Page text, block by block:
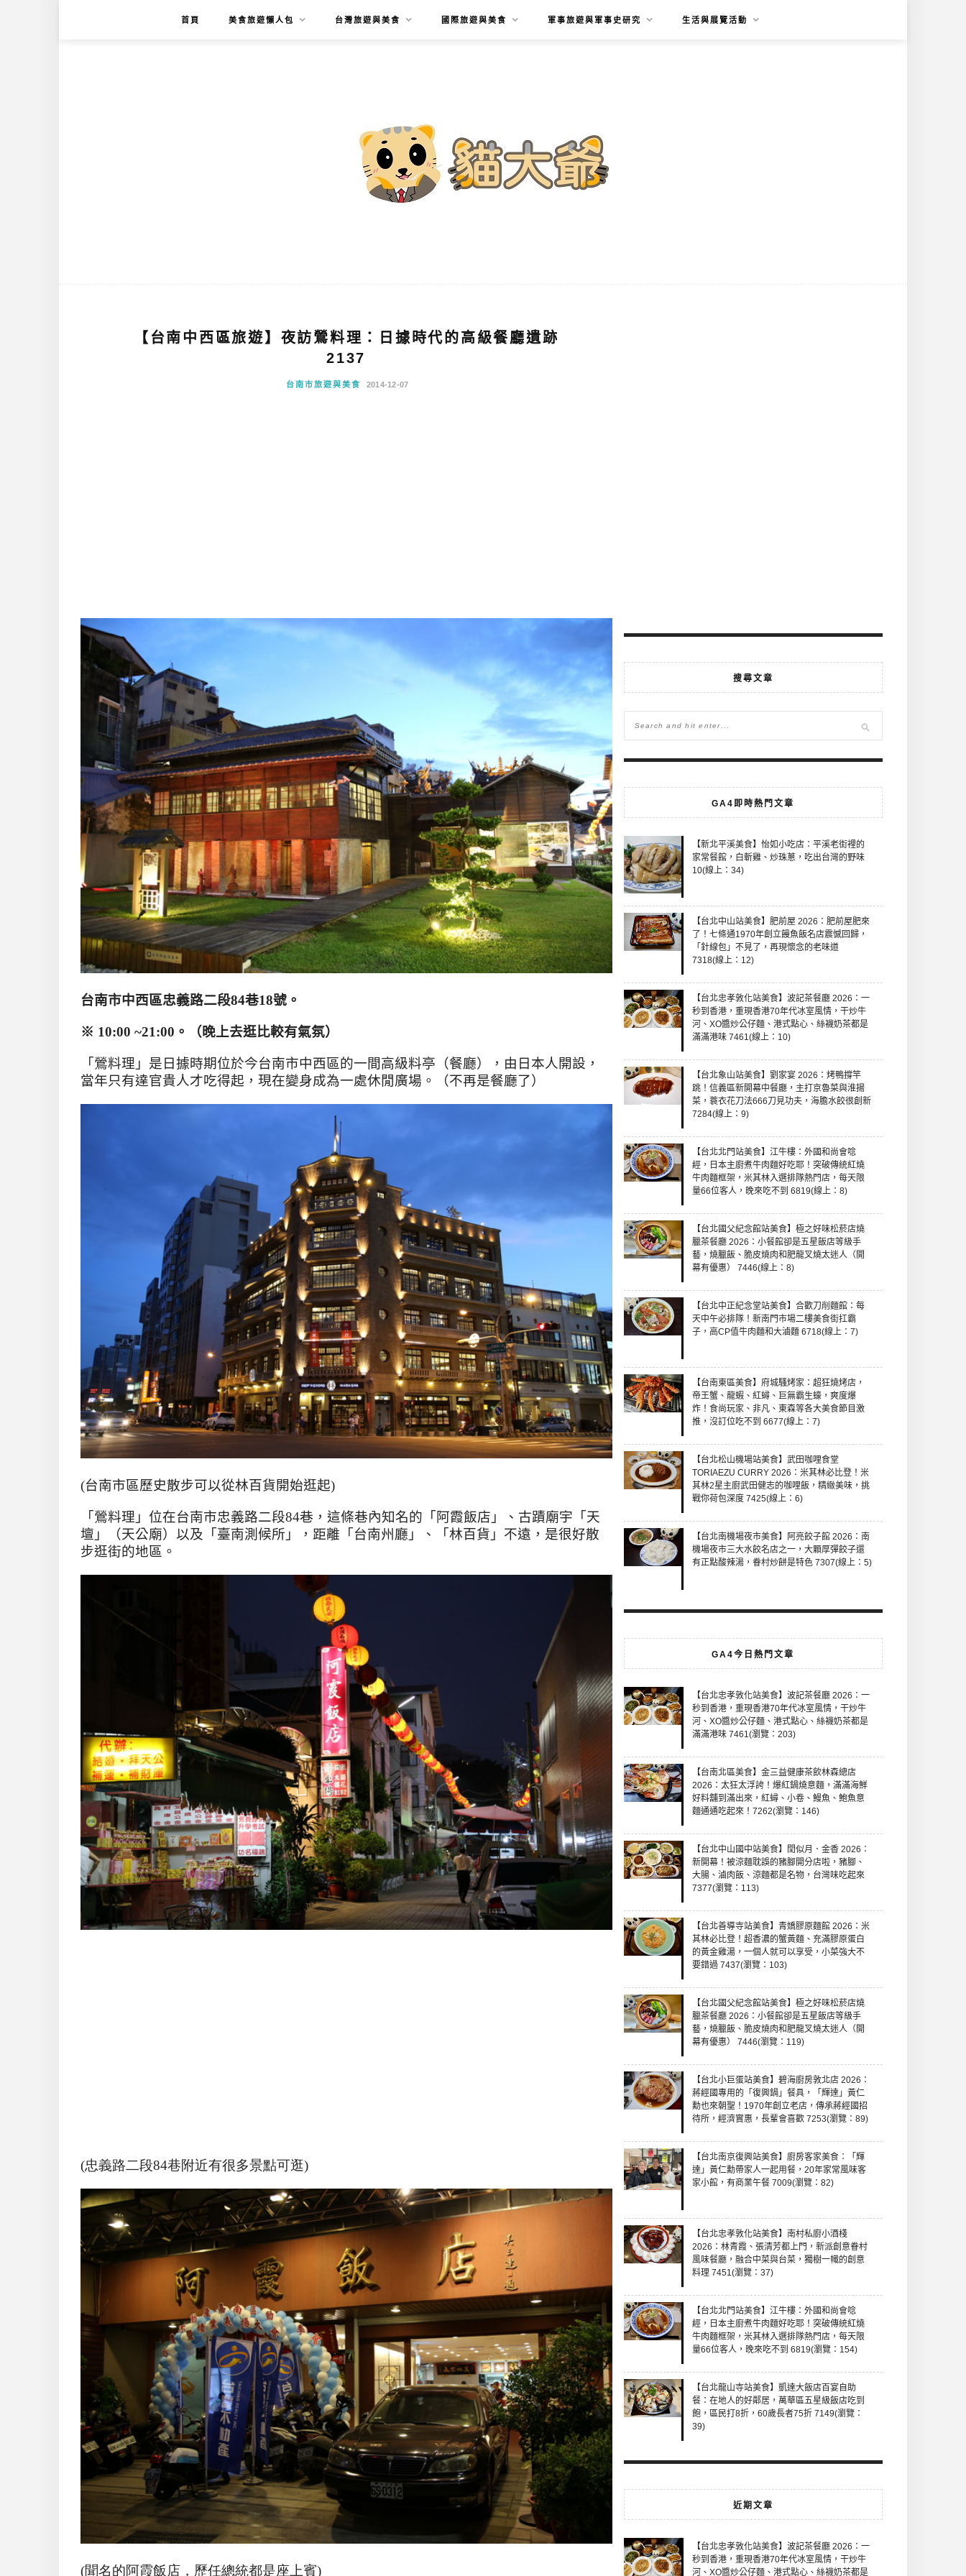
首頁 美食旅遊懶人包 台灣旅遊與美食 國際旅遊與美食 軍事旅遊與軍事史研究 生活與展覽活動
【台南中西區旅遊】夜訪鶯料理：日據時代的高級餐廳遺跡
2137
台南市旅遊與美食 2014-12-07
台南市中西區忠義路二段84巷18號。
※ 10:00 ~21:00。（晚上去逛比較有氣氛）
「鶯料理」是日據時期位於今台南市中西區的一間高級料亭（餐廳），由日本人開設，
當年只有達官貴人才吃得起，現在變身成為一處休閒廣場。（不再是餐廳了）
(台南市區歷史散步可以從林百貨開始逛起)
「鶯料理」位在台南市忠義路二段84巷，這條巷內知名的「阿霞飯店」、古蹟廟宇「天
壇」（天公廟）以及「臺南測候所」，距離「台南州廳」、「林百貨」不遠，是很好散
步逛街的地區。
(忠義路二段84巷附近有很多景點可逛)
(聞名的阿霞飯店，歷任總統都是座上賓)
搜尋文章
GA4即時熱門文章
【新北平溪美食】怡如小吃店：平溪老街裡的
家常餐館，白斬雞、炒珠蔥，吃出台灣的野味
10(線上：34)
【台北中山站美食】肥前屋 2026：肥前屋肥來
了！七條通1970年創立饅魚飯名店震憾回歸，
「針線包」不見了，再現懷念的老味道
7318(線上：12)
【台北忠孝敦化站美食】波記茶餐廳 2026：一
秒到香港，重現香港70年代冰室風情，干炒牛
河、XO醬炒公仔麵、港式點心、絲襪奶茶都是
滿滿港味 7461(線上：10)
【台北象山站美食】劉家宴 2026：烤鴨撐竿
跳！信義區新開幕中餐廳，主打京魯菜與淮揚
菜，蓑衣花刀法666刀見功夫，海膽水餃很創新
7284(線上：9)
【台北北門站美食】江牛樓：外國和尚會唸
經，日本主廚煮牛肉麵好吃耶！突破傳統紅燒
牛肉麵框架，米其林入選排隊熱門店，每天限
量66位客人，晚來吃不到 6819(線上：8)
【台北國父紀念館站美食】極之好味松菸店燒
臘茶餐廳 2026：小餐館卻是五星飯店等級手
藝，燒臘飯、脆皮燒肉和肥龍叉燒太迷人（開
幕有優惠） 7446(線上：8)
【台北中正紀念堂站美食】合歡刀削麵館：每
天中午必排隊！新南門市場二樓美食街扛霸
子，高CP值牛肉麵和大滷麵 6718(線上：7)
【台南東區美食】府城騷烤家：超狂燒烤店，
帝王蟹、龍蝦、紅蟳、巨無霸生蠔，爽度爆
炸！食尚玩家、非凡、東森等各大美食節目激
推，沒訂位吃不到 6677(線上：7)
【台北松山機場站美食】武田咖哩食堂
TORIAEZU CURRY 2026：米其林必比登！米
其林2星主廚武田健志的咖哩飯，精緻美味，挑
戰你荷包深度 7425(線上：6)
【台北南機場夜市美食】阿亮餃子館 2026：南
機場夜市三大水餃名店之一，大顆厚彈餃子還
有正點酸辣湯，眷村炒餅是特色 7307(線上：5)
GA4今日熱門文章
【台北忠孝敦化站美食】波記茶餐廳 2026：一
秒到香港，重現香港70年代冰室風情，干炒牛
河、XO醬炒公仔麵、港式點心、絲襪奶茶都是
滿滿港味 7461(瀏覽：203)
【台南北區美食】金三益健康茶飲林森總店
2026：太狂太浮誇！爆紅鍋燒意麵，滿滿海鮮
好料舖到滿出來，紅蟳、小卷、鰻魚、鮑魚意
麵通通吃起來！7262(瀏覽：146)
【台北中山國中站美食】閏似月．金香 2026：
新開幕！被涼麵耽誤的豬腳開分店啦，豬腳、
大腸、滷肉飯、涼麵都是名物，台灣味吃起來
7377(瀏覽：113)
【台北善導寺站美食】青嬌膠原麵館 2026：米
其林必比登！超香濃的蟹黃麵、充滿膠原蛋白
的黃金雞湯，一個人就可以享受，小菜強大不
要錯過 7437(瀏覽：103)
【台北國父紀念館站美食】極之好味松菸店燒
臘茶餐廳 2026：小餐館卻是五星飯店等級手
藝，燒臘飯、脆皮燒肉和肥龍叉燒太迷人（開
幕有優惠） 7446(瀏覽：119)
【台北小巨蛋站美食】碧海廚房敦北店 2026：
蔣經國專用的「復興鍋」餐具，「輝達」黃仁
勳也來朝聖！1970年創立老店，傳承蔣經國招
待所，經濟實惠，長輩會喜歡 7253(瀏覽：89)
【台北南京復興站美食】廚房客家美食：「輝
達」黃仁勳帶家人一起用餐，20年家常風味客
家小館，有商業午餐 7009(瀏覽：82)
【台北忠孝敦化站美食】南村私廚小酒棧
2026：林青霞、張清芳都上門，新派創意眷村
風味餐廳，融合中菜與台菜，獨樹一幟的創意
料理 7451(瀏覽：37)
【台北北門站美食】江牛樓：外國和尚會唸
經，日本主廚煮牛肉麵好吃耶！突破傳統紅燒
牛肉麵框架，米其林入選排隊熱門店，每天限
量66位客人，晚來吃不到 6819(瀏覽：154)
【台北龍山寺站美食】凱達大飯店百宴自助
餐：在地人的好鄰居，萬華區五星級飯店吃到
飽，區民打8折，60歲長者75折 7149(瀏覽：
39)
近期文章
【台北忠孝敦化站美食】波記茶餐廳 2026：一
秒到香港，重現香港70年代冰室風情，干炒牛
河、XO醬炒公仔麵、港式點心、絲襪奶茶都是